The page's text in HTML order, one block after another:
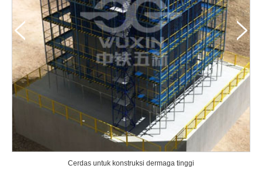
Cerdas untuk konstruksi dermaga tinggi